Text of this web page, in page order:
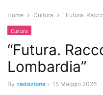
Home Cultura “Futura.
Cultura
“Futura.
Lombardia”
By redazione - 15 Maggio 2026